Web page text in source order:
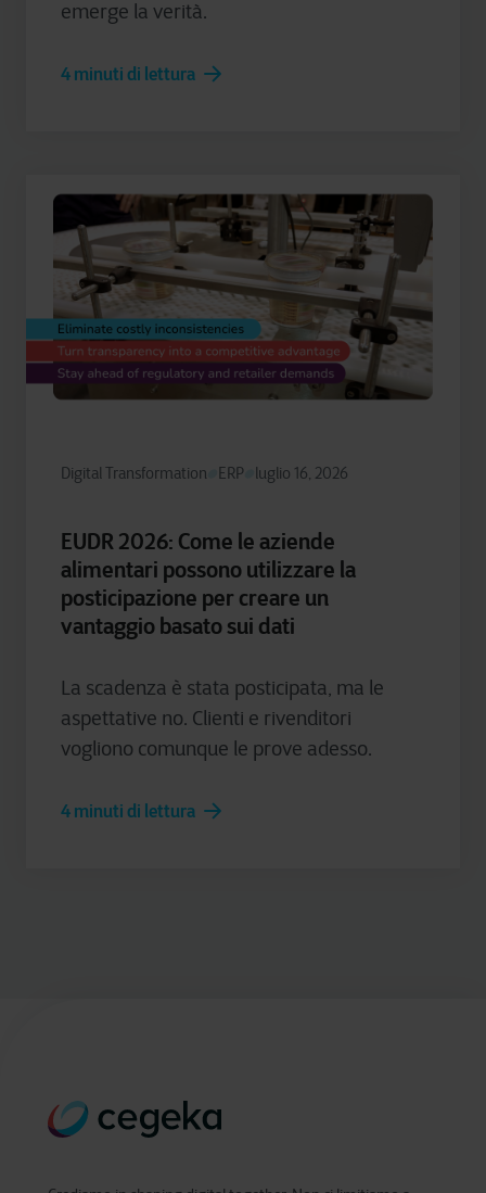
emerge la verità.
4 minuti di lettura
Digital Transformation ERP luglio 16, 2026
EUDR 2026: Come le aziende
alimentari possono utilizzare la
posticipazione per creare un
vantaggio basato sui dati
La scadenza è stata posticipata, ma le
aspettative no. Clienti e rivenditori
vogliono comunque le prove adesso.
4 minuti di lettura